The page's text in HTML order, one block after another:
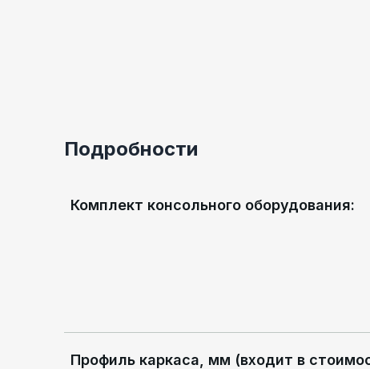
Подробности
Комплект консольного оборудования:
Профиль каркаса, мм (входит в